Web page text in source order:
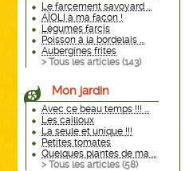
Le farcement savoyard ...
AÏOLI à ma façon !
Légumes farcis
Poisson à la bordelais ...
Aubergines frites
> Tous les articles (143)
Mon jardin
Avec ce beau temps !!! ...
Les cailloux
La seule et unique !!!
Petites tomates
Quelques plantes de ma ...
> Tous les articles (58)